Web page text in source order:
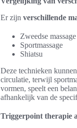
Er zijn verschillende
Zweedse massage
Sportmassage
Shiatsu
Deze technieken
circulatie, terwijl
vormen, speelt een
afhankelijk van de
Triggerpoint therapie